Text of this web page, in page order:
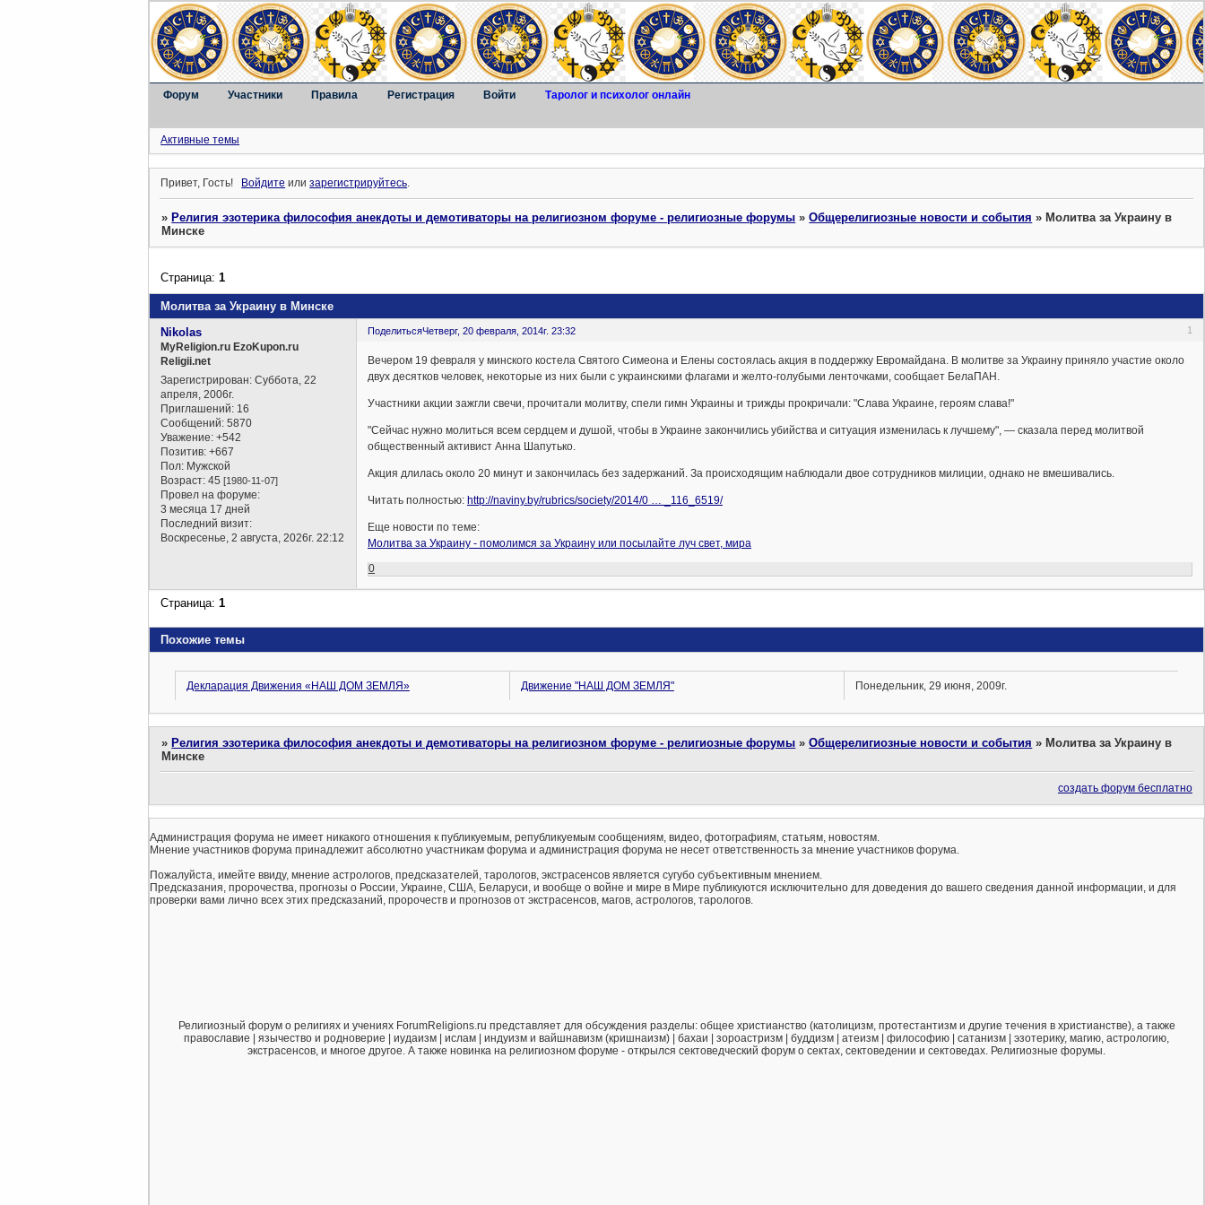
Форум Участники Правила Регистрация Войти Таролог и психолог онлайн
Активные темы
Привет, Гость! Войдите илизарегистрируйтесь.
»Религия эзотерика философия анекдоты и демотиваторы на религиозном форуме - религиозные форумы »Общерелигиозные новости и события »Молитва за Украину в
Минске
Молитва за Украину в Минске
Страница:1
Поделиться 1
Четверг, 20 февраля, 2014г. 23:32
Nikolas
MyReligion.ru EzoKupon.ru
Religii.net
Зарегистрирован: Суббота, 22
апреля, 2006г.
Приглашений: 16
Сообщений: 5870
Уважение: +542
Позитив: +667
Пол: Мужской
Возраст: 45[1980-11-07]
Провел на форуме:
3 месяца 17 дней
Последний визит:
Воскресенье, 2 августа, 2026г. 22:12
Вечером 19 февраля у минского костела Святого Симеона и Елены состоялась акция в поддержку Евромайдана. В молитве за Украину приняло участие около
двух десятков человек, некоторые из них были с украинскими флагами и желто-голубыми ленточками, сообщает БелаПАН.
Участники акции зажгли свечи, прочитали молитву, спели гимн Украины и трижды прокричали: "Слава Украине, героям слава!"
"Сейчас нужно молиться всем сердцем и душой, чтобы в Украине закончились убийства и ситуация изменилась к лучшему", — сказала перед молитвой
общественный активист Анна Шапутько.
Акция длилась около 20 минут и закончилась без задержаний. За происходящим наблюдали двое сотрудников милиции, однако не вмешивались.
Читать полностью: http://naviny.by/rubrics/society/2014/0 … _116_6519/
Еще новости по теме:
Молитва за Украину - помолимся за Украину или посылайте луч свет, мира
0
Страница:1
Похожие темы
Декларация Движения «НАШ ДОМ ЗЕМЛЯ» Движение "НАШ ДОМ ЗЕМЛЯ" Понедельник, 29 июня, 2009г.
» Религия эзотерика философия анекдоты и демотиваторы на религиозном форуме - религиозные форумы »Общерелигиозные новости и события » Молитва за Украину в
Минске
создать форум бесплатно
Администрация форума не имеет никакого отношения к публикуемым, републикуемым сообщениям, видео, фотографиям, статьям, новостям.
Мнение участников форума принадлежит абсолютно участникам форума и администрация форума не несет ответственность за мнение участников форума.
Пожалуйста, имейте ввиду, мнение астрологов, предсказателей, тарологов, экстрасенсов является сугубо субъективным мнением.
Предсказания, пророчества, прогнозы о России, Украине, США, Беларуси, и вообще о войне и мире в Мире публикуются исключительно для доведения до вашего сведения данной информации, и для
проверки вами лично всех этих предсказаний, пророчеств и прогнозов от экстрасенсов, магов, астрологов, тарологов.
Религиозный форум о религиях и учениях ForumReligions.ru представляет для обсуждения разделы: общее христианство (католицизм, протестантизм и другие течения в христианстве), а также
православие | язычество и родноверие | иудаизм | ислам | индуизм и вайшнавизм (кришнаизм) | бахаи | зороастризм | буддизм | атеизм | философию | сатанизм | эзотерику, магию, астрологию,
экстрасенсов, и многое другое. А также новинка на религиозном форуме - открылся сектоведческий форум о сектах, сектоведении и сектоведах. Религиозные форумы.